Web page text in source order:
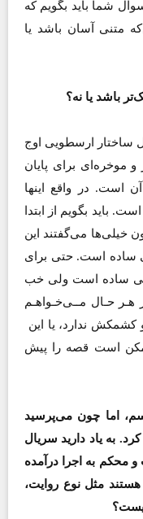
شما باید بگویم که
متنی آسان باشد یا
باشد یا نه؟
ساختار ارسطویی اوج
و موخره‌ای برای پایان
است. در واقع اینها
باید بگویم از ابتدا
خیلی‌ها می‌گفتند این
ساده است. حتی برای
خیلی ساده است ولی خب
هـر حـال مــی‌خـواهـم
کشمکش ندارد، یا این
است قصه را پیش
اما چون می‌پرسید
به یاد دارید سریال
محکم به اجرا درآمده
مثل نوع روایت،